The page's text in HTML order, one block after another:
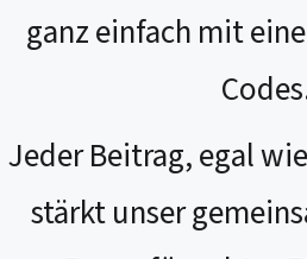
ganz einfach mit
Jeder Beitrag, egal
stärkt unser